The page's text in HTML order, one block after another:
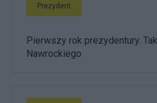
Prezydent
Pierwszy rok prezydentury.
Nawrockiego